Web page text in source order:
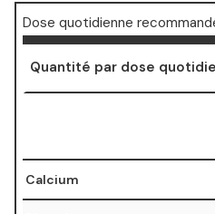
Dose quotidienne
Quantité par dose
Calcium